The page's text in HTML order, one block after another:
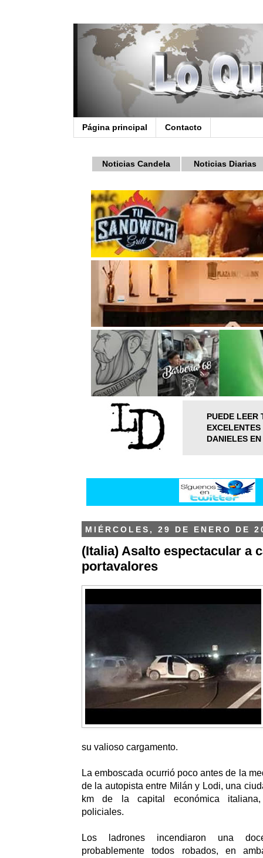
Página principal Contacto
Noticias Candela Noticias Diarias
PUEDE LEER
DANIELES
MIÉRCOLES, 29 DE ENERO DE
(Italia) Asalto espectacular a
portavalores
su valioso cargamento.
La emboscada ocurrió poco antes de la
de la autopista entre Milán y Lodi, una
km de la capital económica italiana,
policiales.
Los ladrones incendiaron una
probablemente todos robados, en